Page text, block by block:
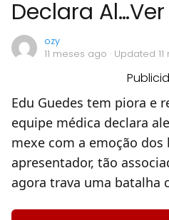
Declara
ozy
11 meses ago · Updated
Edu Guedes tem piora e
equipe médica declara
mexe com a emoção dos
apresentador, tão
agora trava uma batalha